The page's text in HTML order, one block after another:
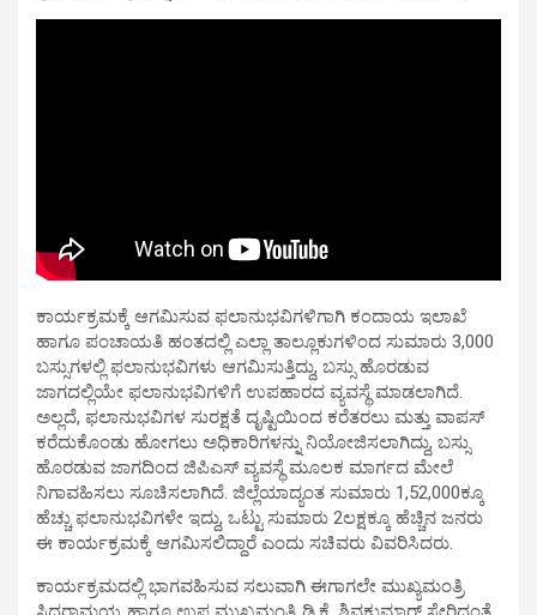
ಕಾರ್ಯಕ್ರಮಕ್ಕೆ ಆಗಮಿಸುವ ಫಲಾನುಭವಿಗಳಿಗಾಗಿ ಕಂದಾಯ ಇಲಾಖೆ
ಹಾಗೂ ಪಂಚಾಯತಿ ಹಂತದಲ್ಲಿ ಎಲ್ಲಾ ತಾಲ್ಲೂಕುಗಳಿಂದ ಸುಮಾರು 3,000
ಬಸ್ಸುಗಳಲ್ಲಿ ಫಲಾನುಭವಿಗಳು ಆಗಮಿಸುತ್ತಿದ್ದು, ಬಸ್ಸು ಹೊರಡುವ
ಜಾಗದಲ್ಲಿಯೇ ಫಲಾನುಭವಿಗಳಿಗೆ ಉಪಹಾರದ ವ್ಯವಸ್ಥೆ ಮಾಡಲಾಗಿದೆ.
ಅಲ್ಲದೆ, ಫಲಾನುಭವಿಗಳ ಸುರಕ್ಷತೆ ದೃಷ್ಟಿಯಿಂದ ಕರೆತರಲು ಮತ್ತು ವಾಪಸ್
ಕರೆದುಕೊಂಡು ಹೋಗಲು ಅಧಿಕಾರಿಗಳನ್ನು ನಿಯೋಜಿಸಲಾಗಿದ್ದು, ಬಸ್ಸು
ಹೊರಡುವ ಜಾಗದಿಂದ ಜಿಪಿಎಸ್ ವ್ಯವಸ್ಥೆ ಮೂಲಕ ಮಾರ್ಗದ ಮೇಲೆ
ನಿಗಾವಹಿಸಲು ಸೂಚಿಸಲಾಗಿದೆ. ಜಿಲ್ಲೆಯಾದ್ಯಂತ ಸುಮಾರು 1,52,000ಕ್ಕೂ
ಹೆಚ್ಚು ಫಲಾನುಭವಿಗಳೇ ಇದ್ದು, ಒಟ್ಟು ಸುಮಾರು 2ಲಕ್ಷಕ್ಕೂ ಹೆಚ್ಚಿನ ಜನರು
ಈ ಕಾರ್ಯಕ್ರಮಕ್ಕೆ ಆಗಮಿಸಲಿದ್ದಾರೆ ಎಂದು ಸಚಿವರು ವಿವರಿಸಿದರು.
ಕಾರ್ಯಕ್ರಮದಲ್ಲಿ ಭಾಗವಹಿಸುವ ಸಲುವಾಗಿ ಈಗಾಗಲೇ ಮುಖ್ಯಮಂತ್ರಿ